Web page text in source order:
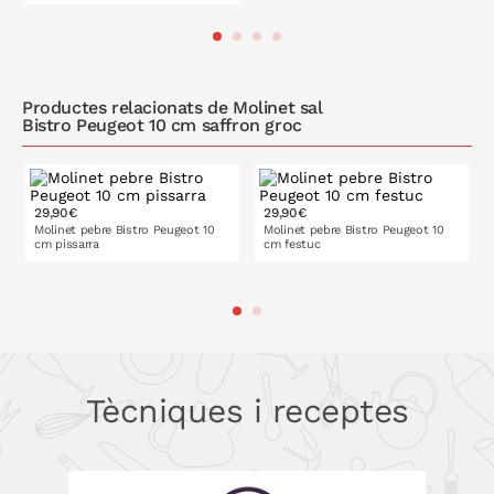
de moldre i l'explosió de tot el sabor i la frescor. Garantia de per
Productes relacionats de Molinet sal
Bistro Peugeot 10 cm saffron groc
29,90€
Molinet pebre Bistro Peugeot 10
cm pissarra
29,90€
Molinet pebre Bistro Peugeot 10
cm festuc
Tècniques i receptes